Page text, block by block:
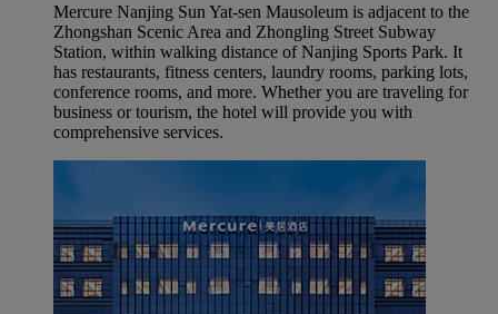
Mercure Nanjing Sun Yat-sen Mausoleum is adjacent to the
Zhongshan Scenic Area and Zhongling Street Subway
Station, within walking distance of Nanjing Sports Park. It
has restaurants, fitness centers, laundry rooms, parking lots,
conference rooms, and more. Whether you are traveling for
business or tourism, the hotel will provide you with
comprehensive services.